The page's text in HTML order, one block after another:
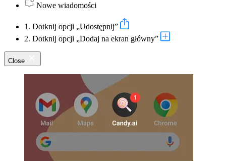
Nowe wiadomości
1. Dotknij opcji „Udostępnij”
2. Dotknij opcji „Dodaj na ekran główny”
Close